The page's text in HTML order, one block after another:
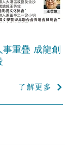
重疊 成龍創
了解更多